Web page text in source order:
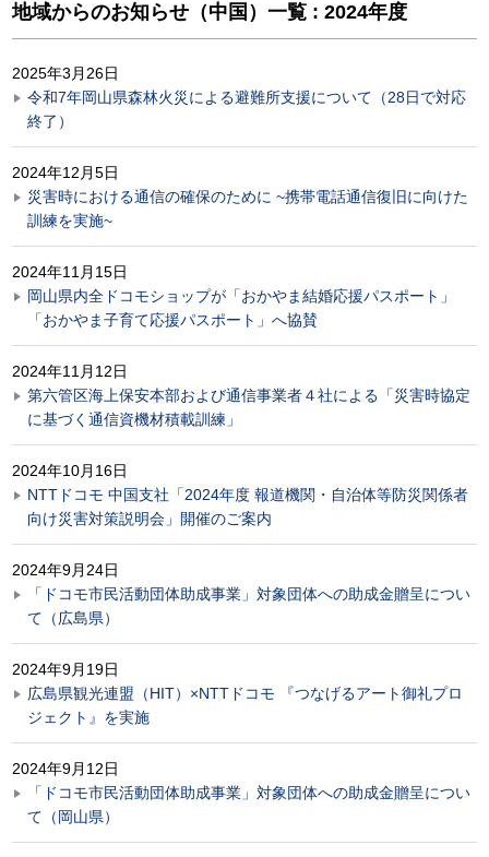
地域からのお知らせ（中国）一覧 : 2024年度
2025年3月26日
令和7年岡山県森林火災による避難所支援について（28日で対応
終了）
2024年12月5日
災害時における通信の確保のために ~携帯電話通信復旧に向けた
訓練を実施~
2024年11月15日
岡山県内全ドコモショップが「おかやま結婚応援パスポート」
「おかやま子育て応援パスポート」へ協賛
2024年11月12日
第六管区海上保安本部および通信事業者４社による「災害時協定
に基づく通信資機材積載訓練」
2024年10月16日
NTTドコモ 中国支社「2024年度 報道機関・自治体等防災関係者
向け災害対策説明会」開催のご案内
2024年9月24日
「ドコモ市民活動団体助成事業」対象団体への助成金贈呈につい
て（広島県）
2024年9月19日
広島県観光連盟（HIT）×NTTドコモ 『つなげるアート御礼プロ
ジェクト』を実施
2024年9月12日
「ドコモ市民活動団体助成事業」対象団体への助成金贈呈につい
て（岡山県）